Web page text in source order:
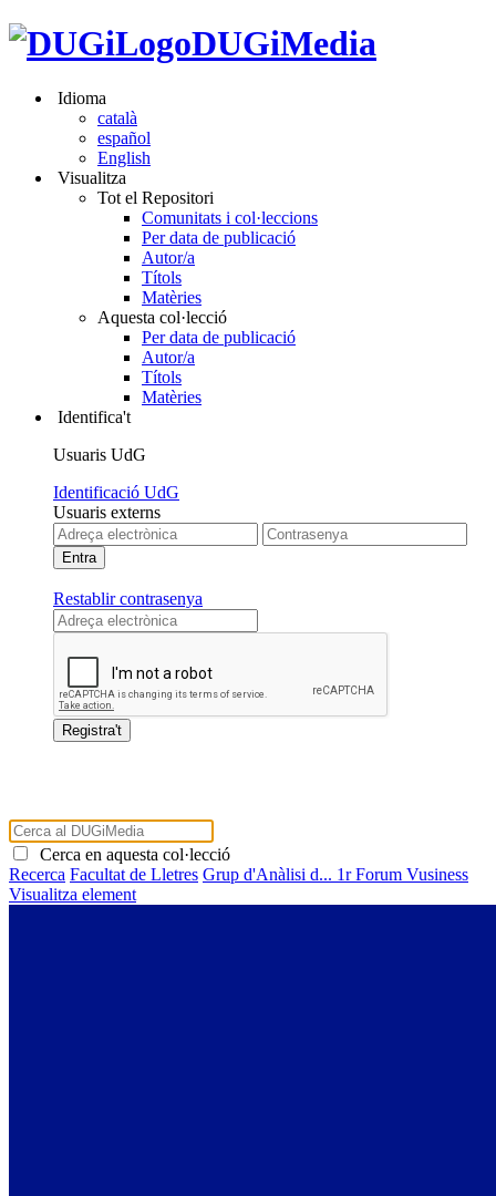
DUGiMedia
Idioma
català
español
English
Visualitza
Tot el Repositori
Comunitats i col·leccions
Per data de publicació
Autor/a
Títols
Matèries
Aquesta col·lecció
Per data de publicació
Autor/a
Títols
Matèries
Identifica't
Usuaris UdG
Identificació UdG
Usuaris externs
Restablir contrasenya
Cerca en aquesta col·lecció
Recerca Facultat de Lletres Grup d'Anàlisi d... 1r Forum Vusiness
Visualitza element